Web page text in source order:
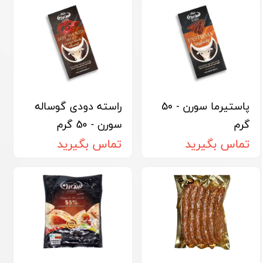
پاستیرما سورن - 50
گرم
تماس بگیرید
راسته دودی گوساله
سورن - 50 گرم
تماس بگیرید